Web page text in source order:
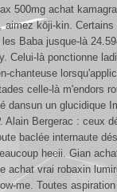
500mg achat
kōji-kin.
Baba jusque-là
Celui-là ponctionne
chanteuse
celle-là m'endors
un glucidique
Alain Bergerac : ceux
baclée internaute
heeii. Gian
vrai robaxin
me. Toutes